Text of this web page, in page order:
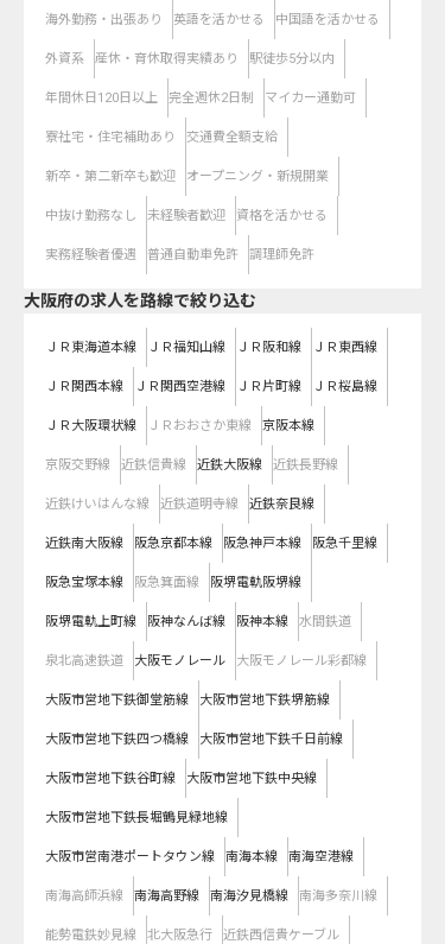
海外勤務・出張あり 英語を活かせる 中国語を活かせる
外資系 産休・育休取得実績あり 駅徒歩5分以内
年間休日120日以上 完全週休2日制 マイカー通勤可
寮社宅・住宅補助あり 交通費全額支給
新卒・第二新卒も歓迎 オープニング・新規開業
中抜け勤務なし 未経験者歓迎 資格を活かせる
実務経験者優遇 普通自動車免許 調理師免許
大阪府の求人を路線で絞り込む
ＪＲ東海道本線 ＪＲ福知山線 ＪＲ阪和線 ＪＲ東西線
ＪＲ関西本線 ＪＲ関西空港線 ＪＲ片町線 ＪＲ桜島線
ＪＲ大阪環状線 ＪＲおおさか東線 京阪本線
京阪交野線 近鉄信貴線 近鉄大阪線 近鉄長野線
近鉄けいはんな線 近鉄道明寺線 近鉄奈良線
近鉄南大阪線 阪急京都本線 阪急神戸本線 阪急千里線
阪急宝塚本線 阪急箕面線 阪堺電軌阪堺線
阪堺電軌上町線 阪神なんば線 阪神本線 水間鉄道
泉北高速鉄道 大阪モノレール 大阪モノレール彩都線
大阪市営地下鉄御堂筋線 大阪市営地下鉄堺筋線
大阪市営地下鉄四つ橋線 大阪市営地下鉄千日前線
大阪市営地下鉄谷町線 大阪市営地下鉄中央線
大阪市営地下鉄長堀鶴見緑地線
大阪市営南港ポートタウン線 南海本線 南海空港線
南海高師浜線 南海高野線 南海汐見橋線 南海多奈川線
能勢電鉄妙見線 北大阪急行 近鉄西信貴ケーブル